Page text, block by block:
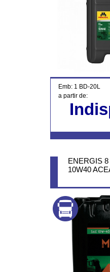
Emb: 1 BD-20L
a partir de:
ENERGIS
10W40